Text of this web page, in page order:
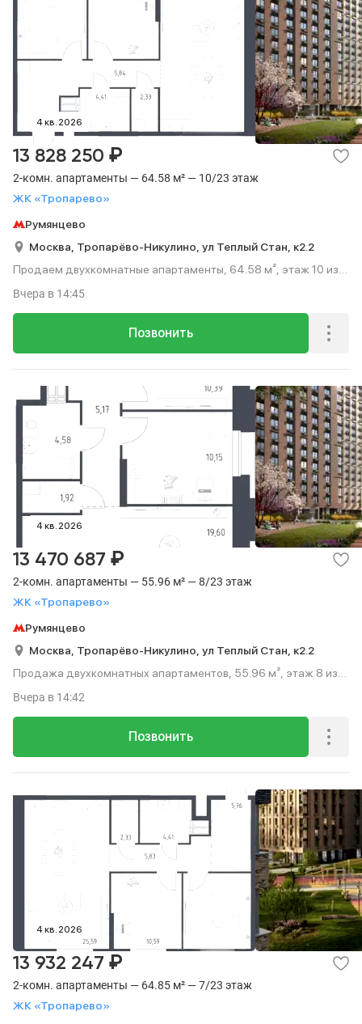
4 кв. 2026
2-комн. апартаменты — 64.58 м² — 10/23 этаж
ЖК «Тропарево»
13 828 250 ₽
Румянцево
Москва, Тропарёво-Никулино, ул Теплый Стан, к2.2
Продаем двухкомнатные апартаменты, 64.58 м², этаж 10 из
Позвонить
Вчера в 14:45
4 кв. 2026
2-комн. апартаменты — 55.96 м² — 8/23 этаж
ЖК «Тропарево»
13 470 687 ₽
Румянцево
Москва, Тропарёво-Никулино, ул Теплый Стан, к2.2
Продажа двухкомнатных апартаментов, 55.96 м², этаж 8 из
Позвонить
Вчера в 14:42
4 кв. 2026
2-комн. апартаменты — 64.85 м² — 7/23 этаж
ЖК «Тропарево»
13 932 247 ₽